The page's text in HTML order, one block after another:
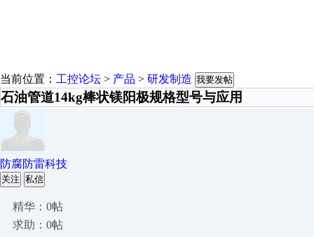
当前位置： 工控论坛 > 产品 > 研发制造 我要发帖
石油管道14kg棒状镁阳极规格型号与应用
防腐防雷科技
关注 私信
精华：0帖
求助：0帖